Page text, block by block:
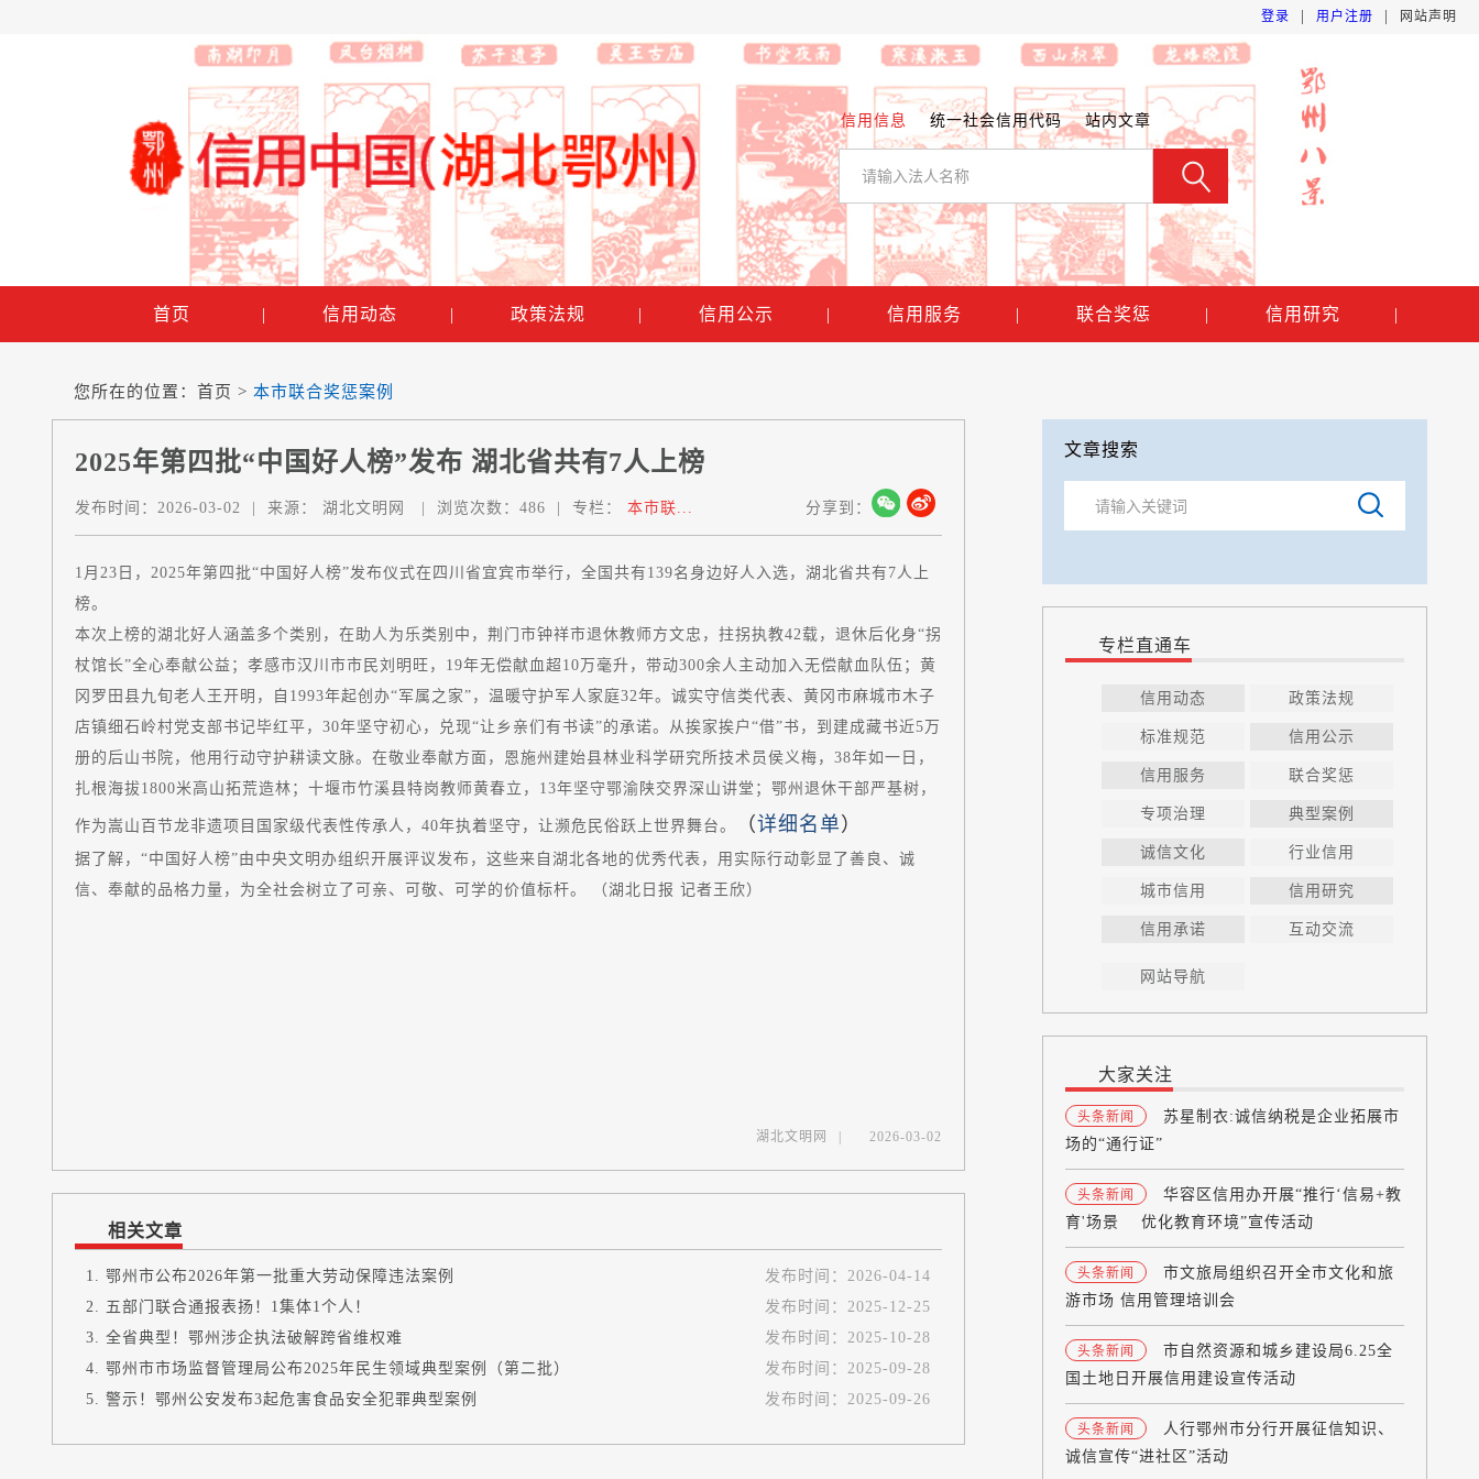
登录 用户注册 网站声明
信用信息 统一社会信用代码 站内文章
首页 | 信用动态 | 政策法规 | 信用公示 | 信用服务 | 联合奖惩 | 信用研究 |
您所在的位置： 首页 > 本市联合奖惩案例
2025年第四批“中国好人榜”发布 湖北省共有7人上榜
发布时间： 2026-03-02 来源： 湖北文明网 浏览次数： 486 专栏： 本市联... 分享到：
1月23日，2025年第四批“中国好人榜”发布仪式在四川省宜宾市举行，全国共有139名身边好人入选，湖北省共有7人上
榜。
本次上榜的湖北好人涵盖多个类别，在助人为乐类别中，荆门市钟祥市退休教师方文忠，拄拐执教42载，退休后化身“拐
杖馆长”全心奉献公益；孝感市汉川市市民刘明旺，19年无偿献血超10万毫升，带动300余人主动加入无偿献血队伍；黄
冈罗田县九旬老人王开明，自1993年起创办“军属之家”，温暖守护军人家庭32年。诚实守信类代表、黄冈市麻城市木子
店镇细石岭村党支部书记毕红平，30年坚守初心，兑现“让乡亲们有书读”的承诺。从挨家挨户“借”书，到建成藏书近5万
册的后山书院，他用行动守护耕读文脉。在敬业奉献方面，恩施州建始县林业科学研究所技术员侯义梅，38年如一日，
扎根海拔1800米高山拓荒造林；十堰市竹溪县特岗教师黄春立，13年坚守鄂渝陕交界深山讲堂；鄂州退休干部严基树，
作为嵩山百节龙非遗项目国家级代表性传承人，40年执着坚守，让濒危民俗跃上世界舞台。 （详细名单 ）
据了解，“中国好人榜”由中央文明办组织开展评议发布，这些来自湖北各地的优秀代表，用实际行动彰显了善良、诚
信、奉献的品格力量，为全社会树立了可亲、可敬、可学的价值标杆。 （湖北日报 记者王欣）
湖北文明网 2026-03-02
相关文章
鄂州市公布2026年第一批重大劳动保障违法案例 发布时间： 2026-04-14
五部门联合通报表扬！1集体1个人！
发布时间： 2025-12-25
全省典型！鄂州涉企执法破解跨省维权难
发布时间： 2025-10-28
鄂州市市场监督管理局公布2025年民生领域典型案例（第二批）
发布时间： 2025-09-28
警示！鄂州公安发布3起危害食品安全犯罪典型案例
发布时间： 2025-09-26
文章搜索
专栏直通车
信用动态 政策法规
标准规范 信用公示
信用服务 联合奖惩
专项治理 典型案例
诚信文化 行业信用
城市信用 信用研究
信用承诺 互动交流
网站导航
大家关注
头条新闻
苏星制衣:诚信纳税是企业拓展市
场的“通行证”
头条新闻
华容区信用办开展“推行‘信易+教
育'场景 优化教育环境”宣传活动
头条新闻
市文旅局组织召开全市文化和旅
游市场 信用管理培训会
头条新闻
市自然资源和城乡建设局6.25全
国土地日开展信用建设宣传活动
头条新闻
人行鄂州市分行开展征信知识、
诚信宣传“进社区”活动